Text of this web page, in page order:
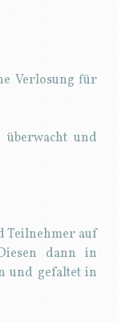
Verlosung für
und
Teilnehmer auf
dann in
und gefaltet in